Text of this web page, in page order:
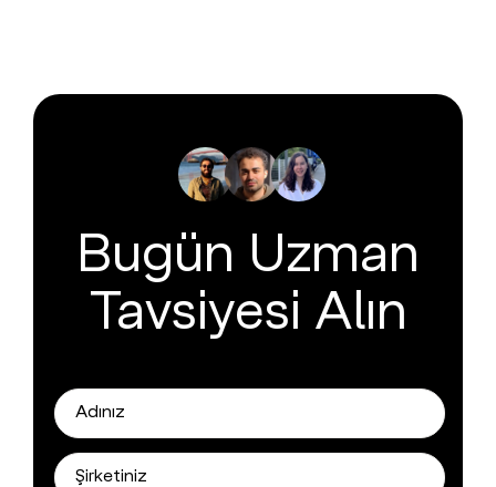
Bugün Uzman
Tavsiyesi Alın